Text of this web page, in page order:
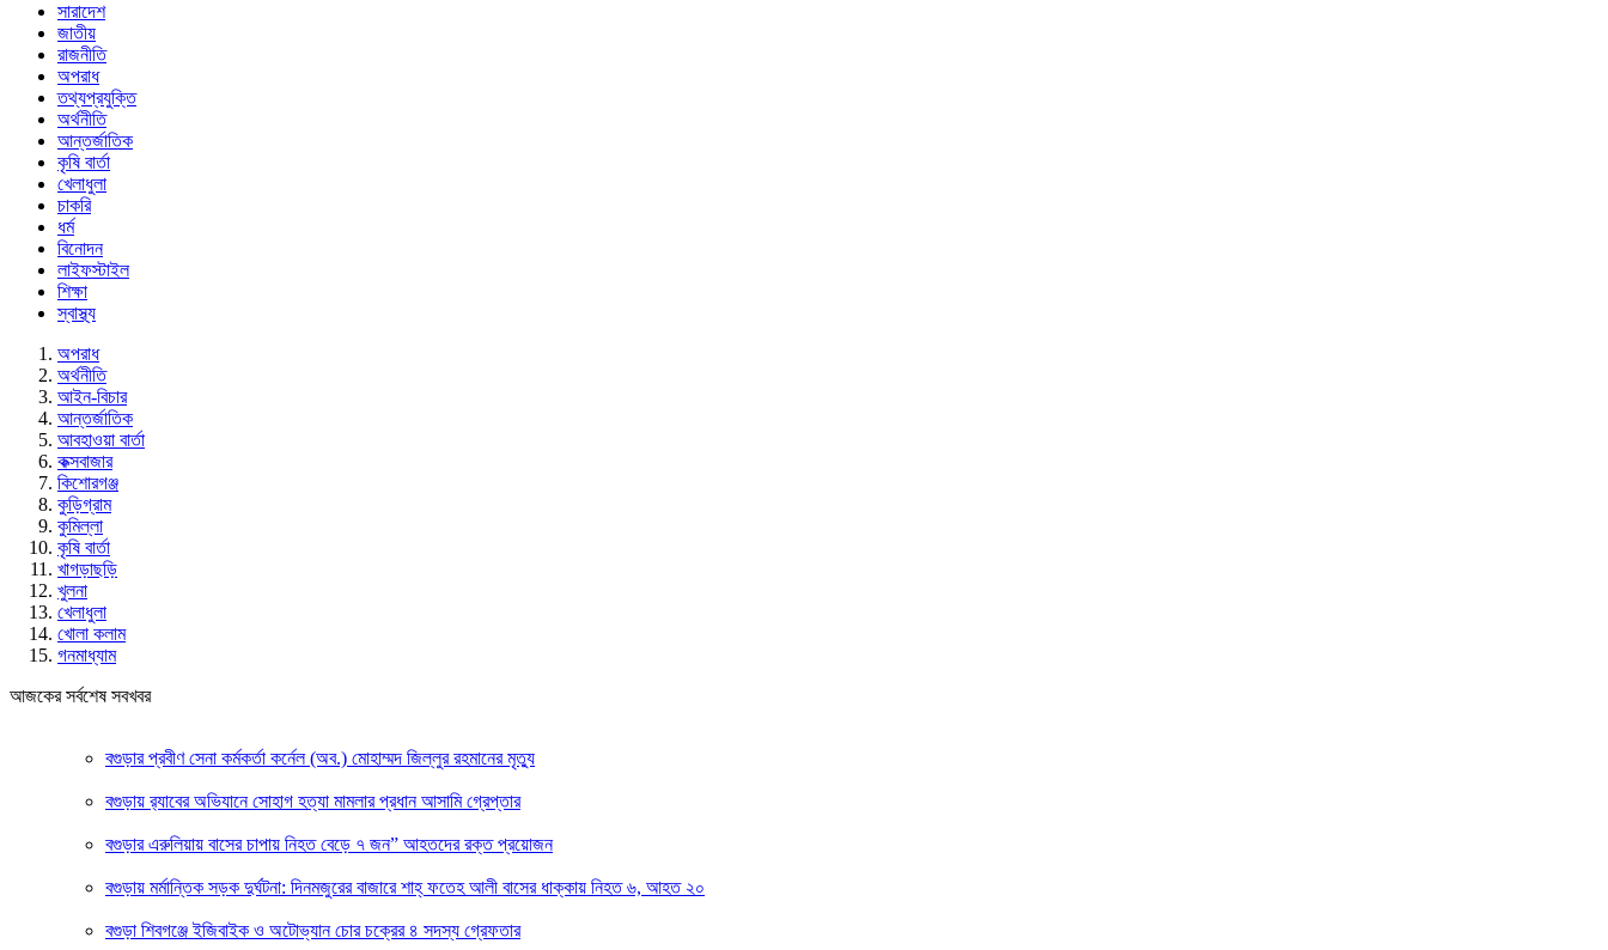
সারাদেশ
জাতীয়
রাজনীতি
অপরাধ
তথ্যপ্রযুক্তি
অর্থনীতি
আন্তর্জাতিক
কৃষি বার্তা
খেলাধুলা
চাকরি
ধর্ম
বিনোদন
লাইফস্টাইল
শিক্ষা
স্বাস্থ্য
অপরাধ
অর্থনীতি
আইন-বিচার
আন্তর্জাতিক
আবহাওয়া বার্তা
কক্সবাজার
কিশোরগঞ্জ
কুড়িগ্রাম
কুমিল্লা
কৃষি বার্তা
খাগড়াছড়ি
খুলনা
খেলাধুলা
খোলা কলাম
গনমাধ্যাম
আজকের সর্বশেষ সবখবর
বগুড়ার প্রবীণ সেনা কর্মকর্তা কর্নেল (অব.) মোহাম্মদ জিল্লুর রহমানের মৃত্যু
‎বগুড়ায় র‍্যাবের অভিযানে সোহাগ হত্যা মামলার প্রধান আসামি গ্রেপ্তার
বগুড়ার এরুলিয়ায় বাসের চাপায় নিহত বেড়ে ৭ জন” আহতদের রক্ত প্রয়োজন
বগুড়ায় মর্মান্তিক সড়ক দুর্ঘটনা: দিনমজুরের বাজারে শাহ্ ফতেহ আলী বাসের ধাক্কায় নিহত ৬, আহত ২০
বগুড়া শিবগঞ্জে ইজিবাইক ও অটোভ্যান চোর চক্রের ৪ সদস্য গ্রেফতার